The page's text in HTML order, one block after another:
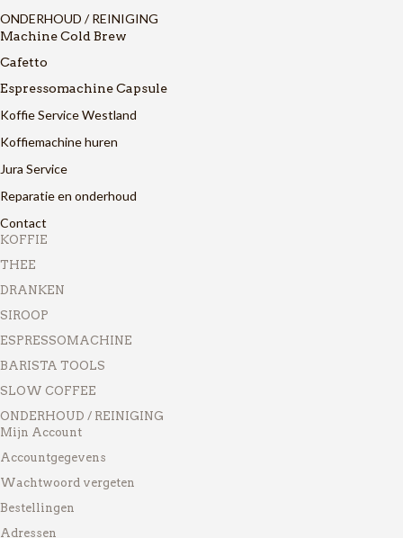
ONDERHOUD / REINIGING
Machine Cold Brew
Cafetto
Espressomachine Capsule
Koffie Service Westland
Koffiemachine huren
Jura Service
Reparatie en onderhoud
Contact
KOFFIE
THEE
DRANKEN
SIROOP
ESPRESSOMACHINE
BARISTA TOOLS
SLOW COFFEE
ONDERHOUD / REINIGING
Mijn Account
Accountgegevens
Wachtwoord vergeten
Bestellingen
Adressen